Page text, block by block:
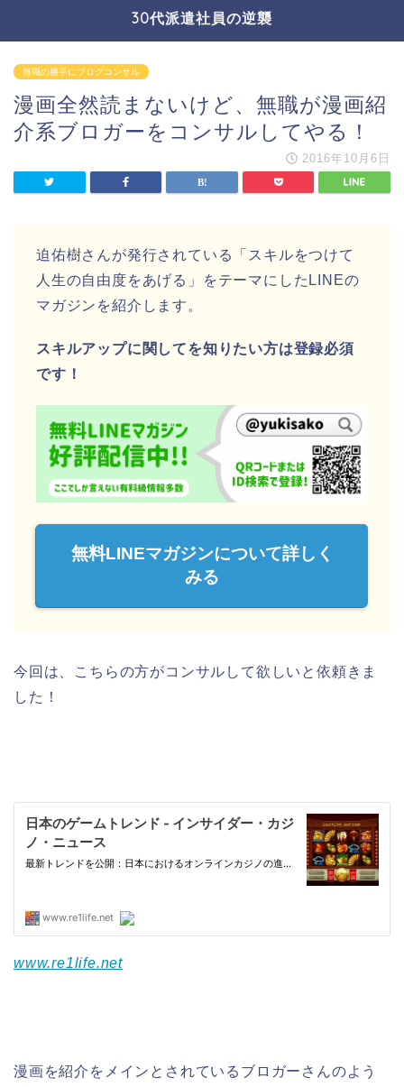
30代派遣社員の逆襲
無職の勝手にブログコンサル
漫画全然読まないけど、無職が漫画紹
介系ブロガーをコンサルしてやる！
2016年10月6日
迫佑樹さんが発行されている「スキルをつけて
人生の自由度をあげる」をテーマにしたLINEの
マガジンを紹介します。
スキルアップに関してを知りたい方は登録必須
です！
無料LINEマガジンについて詳しく
みる
今回は、こちらの方がコンサルして欲しいと依頼きま
した！
www.re1life.net
漫画を紹介をメインとされているブロガーさんのよう